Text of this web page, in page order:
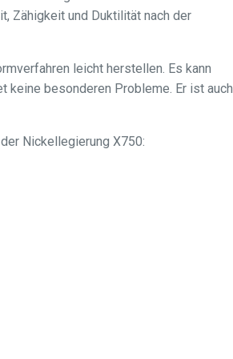
Zähigkeit und Duktilität nach der
leicht herstellen. Es kann
besonderen Probleme. Er ist auch
Nickellegierung X750: